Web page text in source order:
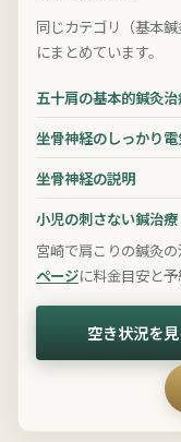
同じカテゴリ（基本
にまとめています。
五十肩の基本的鍼灸
坐骨神経のしっかり
坐骨神経の説明
小児の刺さない鍼治療
宮崎で肩こりの鍼灸の
ページに料金目安と
空き状況を